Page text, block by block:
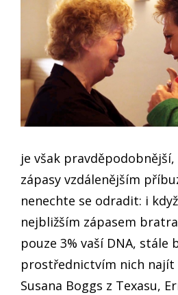
je však
zápasy vzdálenějším
nenechte se odradit: i
nejbližším zápasem
pouze 3% vaší DNA, stále
prostřednictvím nich najít
Susana Boggs z Texasu,